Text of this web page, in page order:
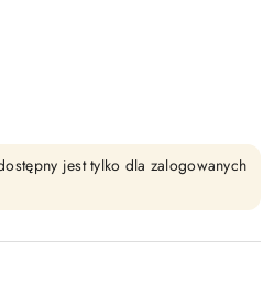
jest tylko dla zalogowanych